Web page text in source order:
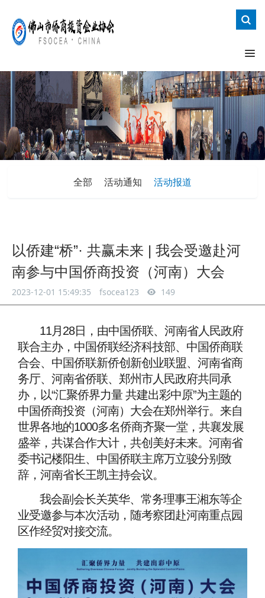
全部 活动通知 活动报道
以侨建“桥”· 共赢未来 | 我会受邀赴河
南参与中国侨商投资（河南）大会
2023-12-01 15:49:35 fsocea123 149
11月28日，由中国侨联、河南省人民政府
联合主办，中国侨联经济科技部、中国侨商联
合会、中国侨联新侨创新创业联盟、河南省商
务厅、河南省侨联、郑州市人民政府共同承
办，以“汇聚侨界力量 共建出彩中原”为主题的
中国侨商投资（河南）大会在郑州举行。来自
世界各地的1000多名侨商齐聚一堂，共襄发展
盛举，共谋合作大计，共创美好未来。河南省
委书记楼阳生、中国侨联主席万立骏分别致
辞，河南省长王凯主持会议。
我会副会长关英华、常务理事王湘东等企
业受邀参与本次活动，随考察团赴河南重点园
区作经贸对接交流。